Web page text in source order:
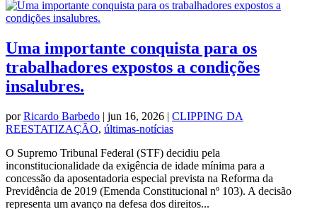
Uma importante conquista para os
trabalhadores expostos a condições
insalubres.
porRicardo Barbedo | jun 16, 2026 | CLIPPING DA
REESTATIZAÇÃO, últimas-notícias
O Supremo Tribunal Federal (STF) decidiu pela
inconstitucionalidade da exigência de idade mínima para a
concessão da aposentadoria especial prevista na Reforma da
Previdência de 2019 (Emenda Constitucional nº 103). A decisão
representa um avanço na defesa dos direitos...